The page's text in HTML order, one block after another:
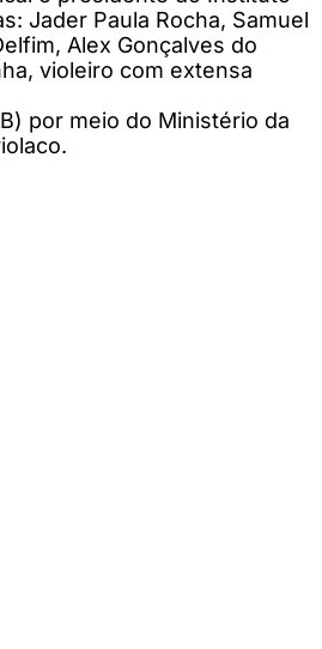
Jader Paula Rocha, Samuel
Alex Gonçalves do
violeiro com extensa
por meio do Ministério da